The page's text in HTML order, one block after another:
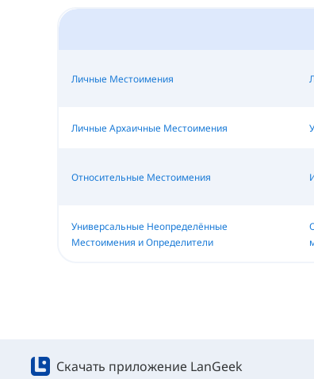
Личные Местоимения
Личные Архаичные Местоимения
Относительные Местоимения
Универсальные Неопределённые
Местоимения и Определители
Скачать приложение LanGeek